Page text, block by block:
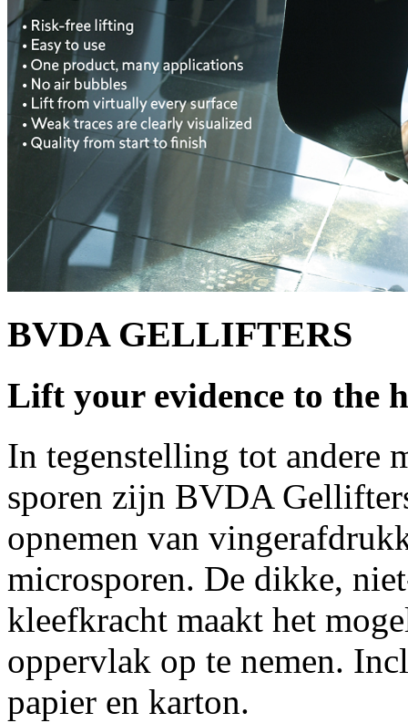
BVDA GELLIFTERS
Lift your evidence to the
In tegenstelling tot andere
sporen zijn BVDA
opnemen van
microsporen. De dikke,
kleefkracht maakt het
oppervlak op te nemen.
papier en karton.